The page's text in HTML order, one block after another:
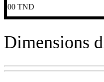
00 TND
Dimensions